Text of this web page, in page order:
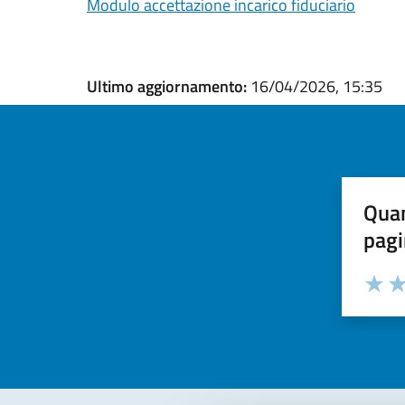
Modulo accettazione incarico fiduciario
Ultimo aggiornamento: 16/04/2026, 15:35
Valuta